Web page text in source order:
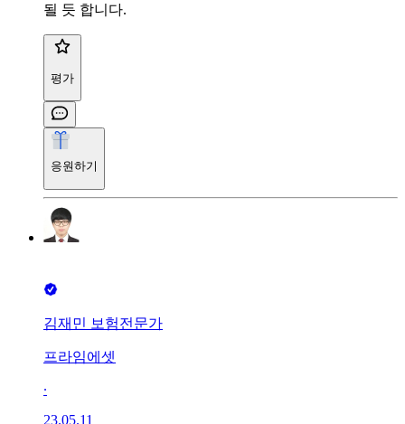
될 듯 합니다.
평가
응원하기
김재민 보험전문가
프라임에셋
∙
23.05.11